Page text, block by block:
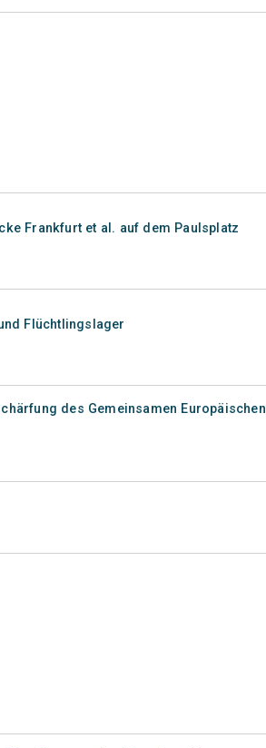
Frankfurt et al. auf dem Paulsplatz
Flüchtlingslager
des Gemeinsamen Europäischen